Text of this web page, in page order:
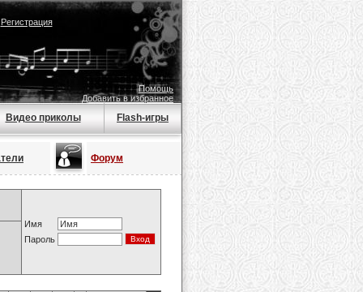
Регистрация
Помощь
Добавить в избранное
Видео приколы Flash-игры
Форум
Имя
Пароль